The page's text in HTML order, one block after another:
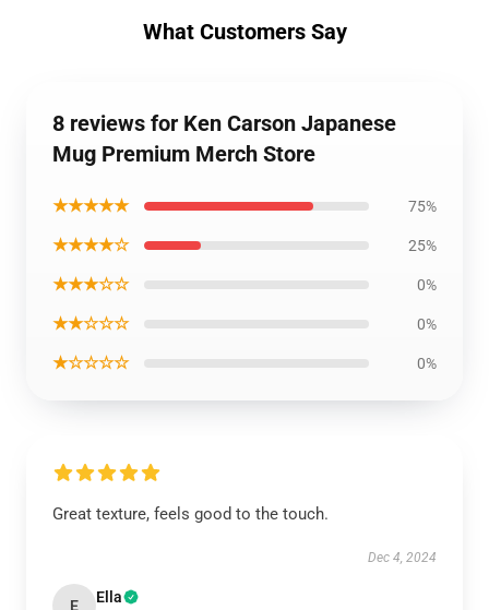
What Customers Say
8 reviews for Ken Carson Japanese
Mug Premium Merch Store
★★★★★ 75%
★★★★☆ 25%
★★★☆☆ 0%
★★☆☆☆ 0%
★☆☆☆☆ 0%
Great texture, feels good to the touch.
Dec 4, 2024
E Ella